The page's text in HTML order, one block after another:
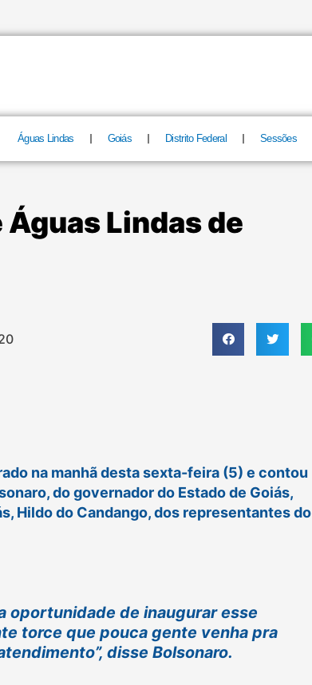
Águas Lindas Goiás Distrito Federal Sessões
Lindas de
na manhã desta sexta-feira (5) e contou
do governador do Estado de Goiás,
Hildo do Candango, dos representantes do
oportunidade de inaugurar esse
torce que pouca gente venha pra
disse Bolsonaro.